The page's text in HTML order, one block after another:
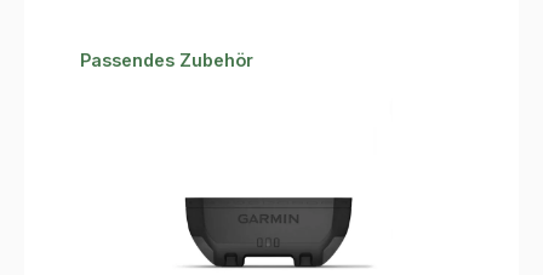
Produktgalerie überspringen
Passendes Zubehör